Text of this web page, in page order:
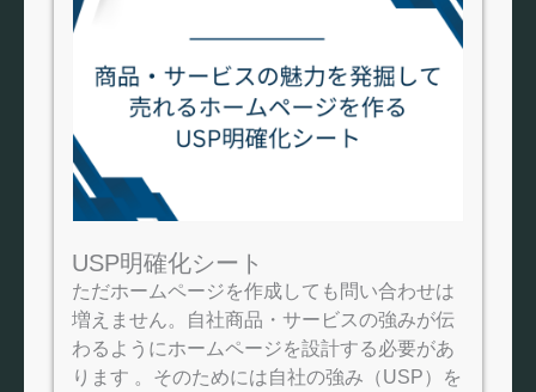
USP明確化シート
ただホームページを作成しても問い合わせは
増えません。自社商品・サービスの強みが伝
わるようにホームページを設計する必要があ
ります 。そのためには自社の強み（USP）を